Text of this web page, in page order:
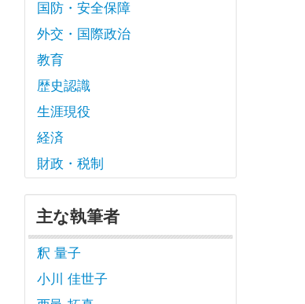
国防・安全保障
外交・国際政治
教育
歴史認識
生涯現役
経済
財政・税制
主な執筆者
釈 量子
小川 佳世子